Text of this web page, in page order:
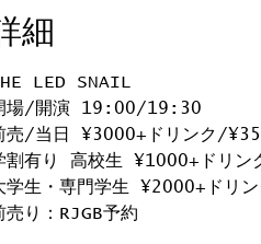
細
LED SNAIL
場/開演 19:00/19:30
売/当日 ¥3000+ドリンク/
割有り 高校生 ¥1000+ドリン
学生・専門学生 ¥2000+ドリン
売り：RJGB予約